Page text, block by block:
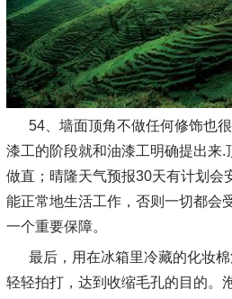
54、墙面顶角不做任何修饰也
漆工的阶段就和油漆工明确提出来.
做直；晴隆天气预报30天有计划会
能正常地生活工作，否则一切都会
一个重要保障。
最后，用在冰箱里冷藏的化妆
轻轻拍打，达到收缩毛孔的目的。